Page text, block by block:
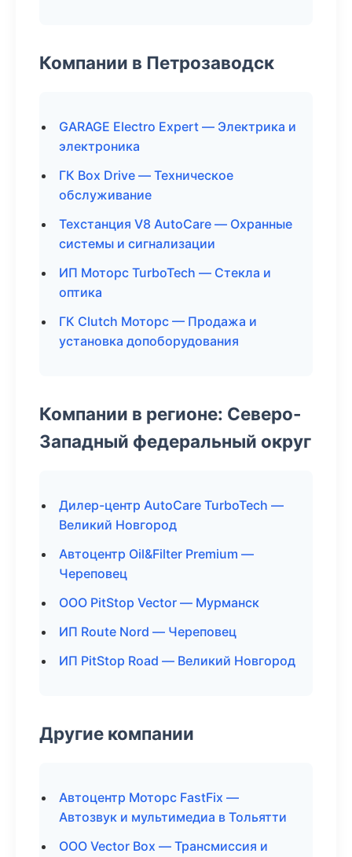
Компании в Петрозаводск
GARAGE Electro Expert — Электрика и
электроника
ГК Box Drive — Техническое
обслуживание
Техстанция V8 AutoCare — Охранные
системы и сигнализации
ИП Моторс TurboTech — Стекла и
оптика
ГК Clutch Моторс — Продажа и
установка допоборудования
Компании в регионе: Северо-
Западный федеральный округ
Дилер-центр AutoCare TurboTech —
Великий Новгород
Автоцентр Oil&Filter Premium —
Череповец
ООО PitStop Vector — Мурманск
ИП Route Nord — Череповец
ИП PitStop Road — Великий Новгород
Другие компании
Автоцентр Моторс FastFix —
Автозвук и мультимедиа в Тольятти
ООО Vector Box — Трансмиссия и